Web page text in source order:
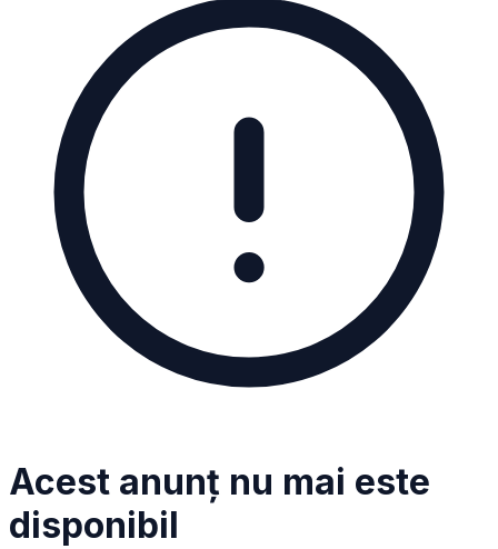
Acest anunț nu mai este
disponibil